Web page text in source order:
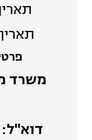
משרד
דוא"ל: